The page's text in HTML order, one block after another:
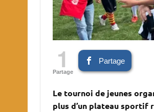
1
Partage
Partage
Le tournoi de jeunes
plus d’un plateau sportif